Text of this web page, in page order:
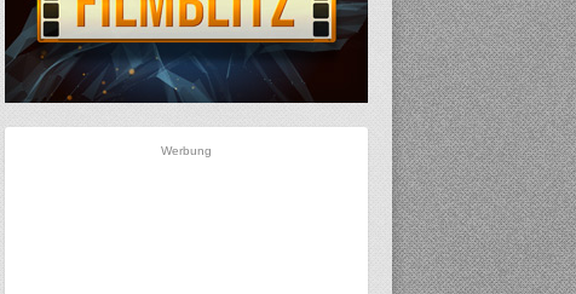
Werbung